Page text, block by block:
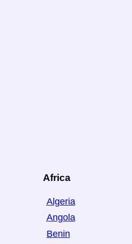
Africa
Algeria
Angola
Benin